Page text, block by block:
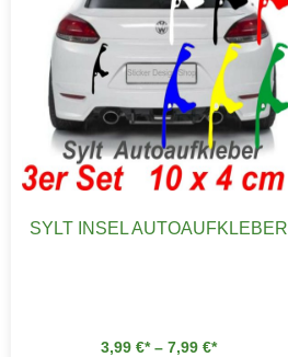
SYLT INSEL AUTOAUFKLEBER
3,99 € – 7,99 €